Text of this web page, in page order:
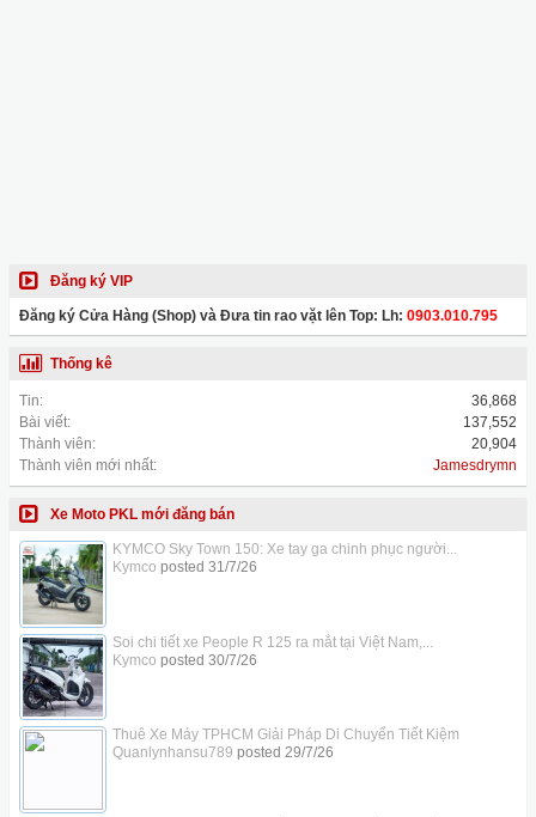
Đăng ký VIP
Đăng ký Cửa Hàng (Shop) và Đưa tin rao vặt lên Top: Lh: 0903.010.795
Thống kê
Tin:
36,868
Bài viết:
137,552
Thành viên:
20,904
Thành viên mới nhất:
Jamesdrymn
Xe Moto PKL mới đăng bán
KYMCO Sky Town 150: Xe tay ga chinh phục người...
Kymco posted 31/7/26
Soi chi tiết xe People R 125 ra mắt tại Việt Nam,...
Kymco posted 30/7/26
Thuê Xe Máy TPHCM Giải Pháp Di Chuyển Tiết Kiệm
Quanlynhansu789 posted 29/7/26